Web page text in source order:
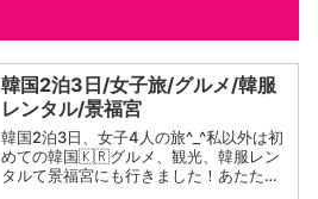
韓国2泊3日/女子旅/グルメ/韓服
レンタル/景福宮
韓国2泊3日、女子4人の旅^_^私以外は初
めての韓国🇰🇷グルメ、観光、韓服レン
タルて景福宮にも行きました！あたたか